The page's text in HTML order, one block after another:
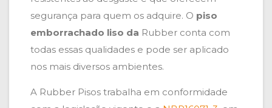
segurança para quem os adquire. O piso
emborrachado liso da Rubber conta com
todas essas qualidades e pode ser aplicado
nos mais diversos ambientes.
A Rubber Pisos trabalha em conformidade